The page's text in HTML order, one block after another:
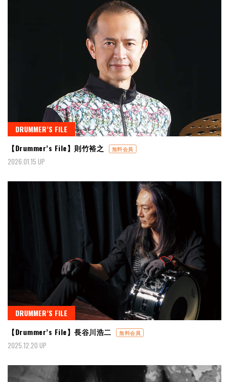
DRUMMER’S FILE
【Drummer’s File】則竹裕之
無料会員
2026.01.15 UP
DRUMMER’S FILE
【Drummer’s File】長谷川浩二
無料会員
2025.12.20 UP